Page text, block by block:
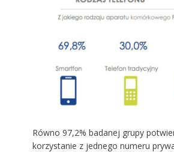
Równo 97,2% badanej grupy
korzystanie z jednego numeru